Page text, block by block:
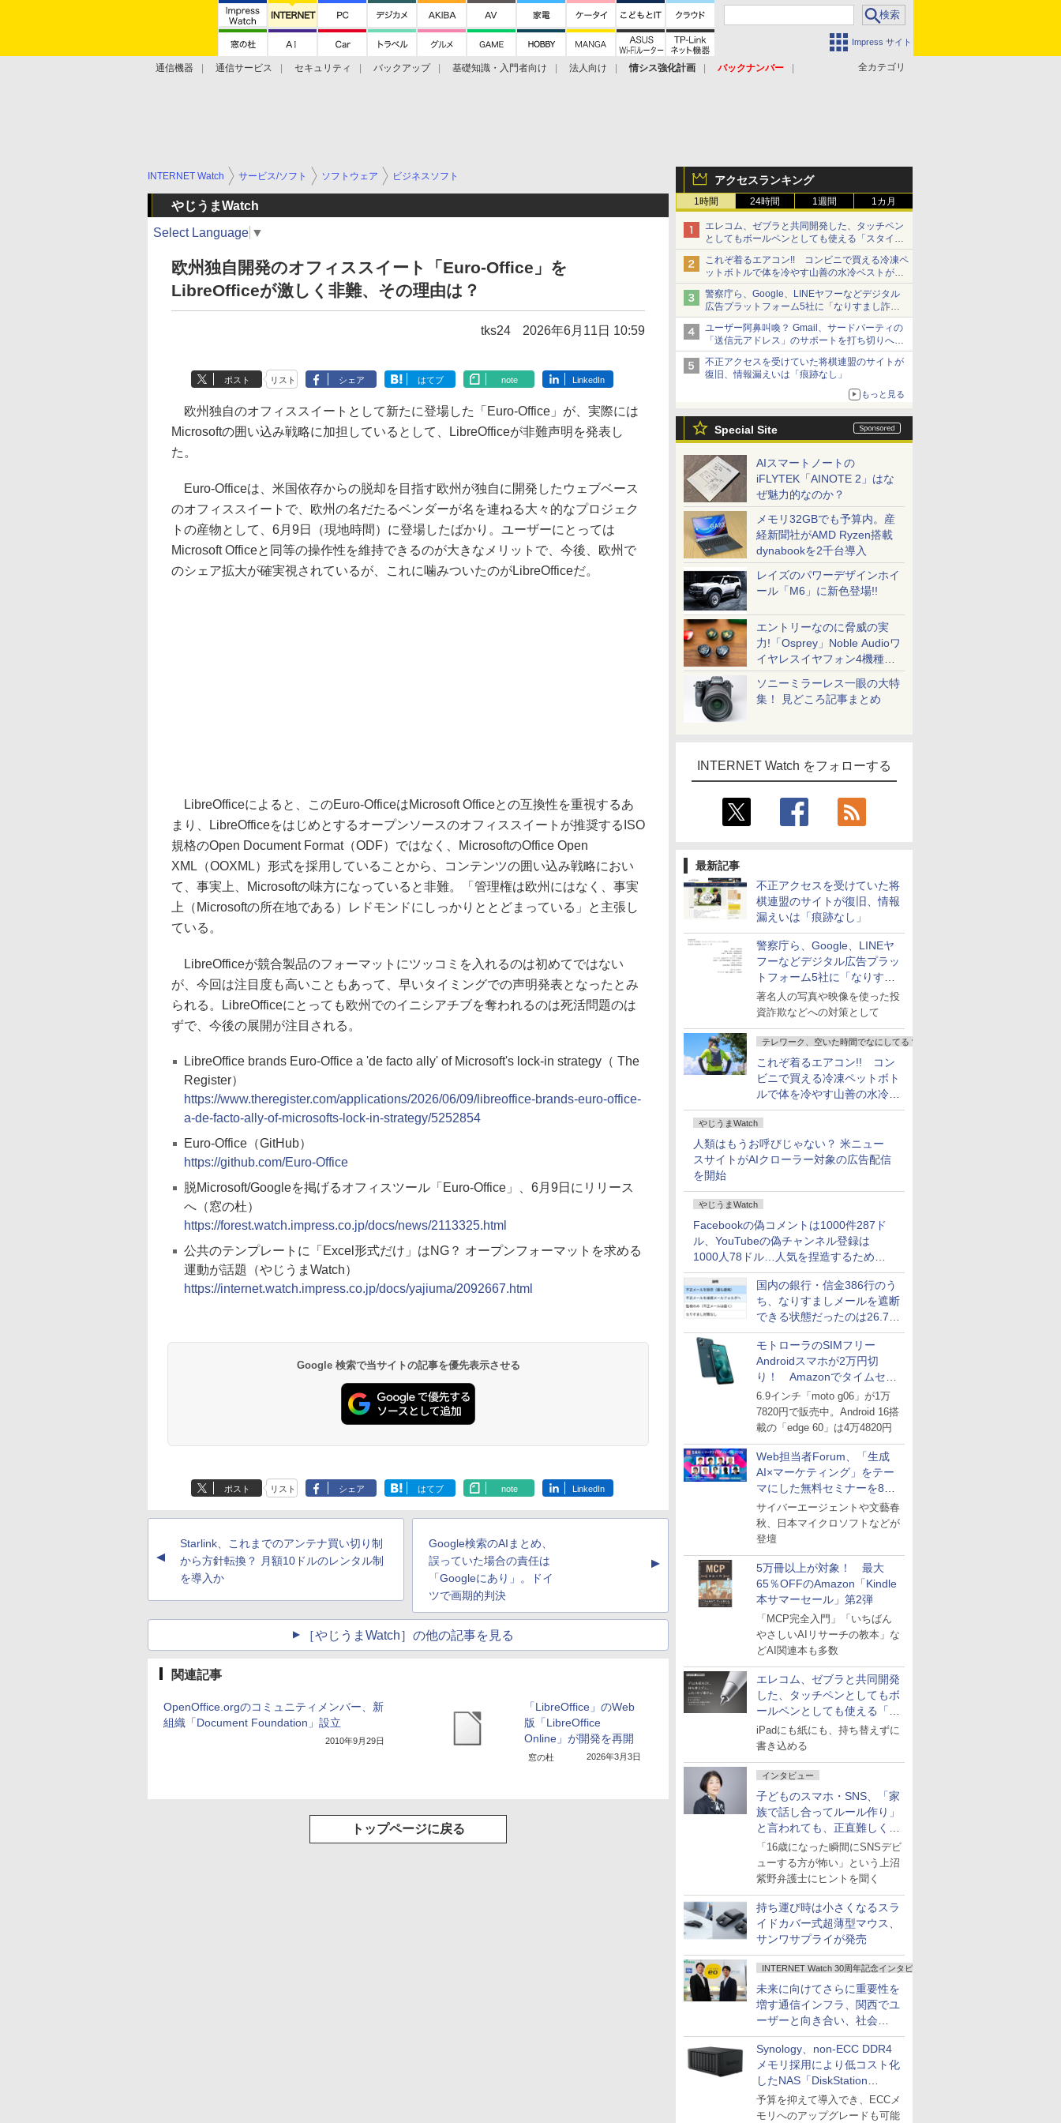
Impress サイト
全カテゴリ
通信機器 通信サービス セキュリティ バックアップ 基礎知識・入門者向け 法人向け 情シス強化計画
バックナンバー
アクセスランキング
1時間 24時間 1週間 1カ月
エレコム、ゼブラと共同開発した、タッチペン
としてもボールペンとしても使える「スタイラ
スツーウェイ」発売 iPadにも紙にも、持ち替
えずに書き込める
これぞ着るエアコン!! コンビニで買える冷凍ペ
ットボトルで体を冷やす山善の水冷ベストがロ
ードバイクにちょうどいい【ぼっち・ざ・ろー
ど！その14】【空いた時間でなにしてる？】
警察庁ら、Google、LINEヤフーなどデジタル
広告プラットフォーム5社に「なりすまし詐欺
広告」対策強化を要請 著名人の写真や映像を
使った投資詐欺などへの対策として
ユーザー阿鼻叫喚？ Gmail、サードパーティの
「送信元アドレス」のサポートを打ち切りへ
【やじうまWatch】
不正アクセスを受けていた将棋連盟のサイトが
復旧、情報漏えいは「痕跡なし」
もっと見る
Special Site
AIスマートノートの
iFLYTEK「AINOTE 2」はな
ぜ魅力的なのか？
メモリ32GBでも予算内。産
経新聞社がAMD Ryzen搭載
dynabookを2千台導入
レイズのパワーデザインホイ
ール「M6」に新色登場!!
エントリーなのに脅威の実
力!「Osprey」Noble Audioワ
イヤレスイヤフォン4機種を
一気に聴く
ソニーミラーレス一眼の大特
集！ 見どころ記事まとめ
INTERNET Watch をフォローする
最新記事
不正アクセスを受けていた将
棋連盟のサイトが復旧、情報
漏えいは「痕跡なし」
警察庁ら、Google、LINEヤ
フーなどデジタル広告プラッ
トフォーム5社に「なりすま
し詐欺広告」対策強化を要請
著名人の写真や映像を使った投
資詐欺などへの対策として
テレワーク、空いた時間でなにしてる？
これぞ着るエアコン!! コン
ビニで買える冷凍ペットボト
ルで体を冷やす山善の水冷ベ
ストがロードバイクにちょう
どいい【ぼっち・ざ・ろー
ど！その14】
やじうまWatch
人類はもうお呼びじゃない？ 米ニュー
スサイトがAIクローラー対象の広告配信
を開始
やじうまWatch
Facebookの偽コメントは1000件287ド
ル、YouTubeの偽チャンネル登録は
1000人78ドル…人気を捏造するための
価格リストが公開中
国内の銀行・信金386行のう
ち、なりすましメールを遮断
できる状態だったのは26.7％
にとどまる～GMOブランド
セキュリティ調査
モトローラのSIMフリー
Androidスマホが2万円切
り！ Amazonでタイムセー
ル
6.9インチ「moto g06」が1万
7820円で販売中。Android 16搭
載の「edge 60」は4万4820円
Web担当者Forum、「生成
AI×マーケティング」をテー
マにした無料セミナーを8月
27日にオンライン開催
サイバーエージェントや文藝春
秋、日本マイクロソフトなどが
登壇
5万冊以上が対象！ 最大
65％OFFのAmazon「Kindle
本サマーセール」第2弾
「MCP完全入門」「いちばん
やさしいAIリサーチの教本」な
どAI関連本も多数
エレコム、ゼブラと共同開発
した、タッチペンとしてもボ
ールペンとしても使える「ス
タイラスツーウェイ」発売
iPadにも紙にも、持ち替えずに
書き込める
インタビュー
子どものスマホ・SNS、「家
族で話し合ってルール作り」
と言われても、正直難しくな
いですか？
「16歳になった瞬間にSNSデビ
ューする方が怖い」という上沼
紫野弁護士にヒントを聞く
持ち運び時は小さくなるスラ
イドカバー式超薄型マウス、
サンワサプライが発売
INTERNET Watch 30周年記念インタビュー
未来に向けてさらに重要性を
増す通信インフラ、関西でユ
ーザーと向き合い、社会
の“あたらしい”を起動し続け
る～オプテージ
Synology、non-ECC DDR4
メモリ採用により低コスト化
したNAS「DiskStation
neo+」シリーズ
予算を抑えて導入でき、ECCメ
モリへのアップグレードも可能
INTERNET Watch サービス/ソフト ソフトウェア ビジネスソフト
やじうまWatch
Select Language ▼
欧州独自開発のオフィススイート「Euro-Office」を
LibreOfficeが激しく非難、その理由は？
tks24 2026年6月11日 10:59
ポスト リスト シェア はてブ note LinkedIn
欧州独自のオフィススイートとして新たに登場した「Euro-Office」が、実際には
Microsoftの囲い込み戦略に加担しているとして、LibreOfficeが非難声明を発表し
た。
Euro-Officeは、米国依存からの脱却を目指す欧州が独自に開発したウェブベース
のオフィススイートで、欧州の名だたるベンダーが名を連ねる大々的なプロジェク
トの産物として、6月9日（現地時間）に登場したばかり。ユーザーにとっては
Microsoft Officeと同等の操作性を維持できるのが大きなメリットで、今後、欧州で
のシェア拡大が確実視されているが、これに噛みついたのがLibreOfficeだ。
LibreOfficeによると、このEuro-OfficeはMicrosoft Officeとの互換性を重視するあ
まり、LibreOfficeをはじめとするオープンソースのオフィススイートが推奨するISO
規格のOpen Document Format（ODF）ではなく、MicrosoftのOffice Open
XML（OOXML）形式を採用していることから、コンテンツの囲い込み戦略におい
て、事実上、Microsoftの味方になっていると非難。「管理権は欧州にはなく、事実
上（Microsoftの所在地である）レドモンドにしっかりととどまっている」と主張し
ている。
LibreOfficeが競合製品のフォーマットにツッコミを入れるのは初めてではない
が、今回は注目度も高いこともあって、早いタイミングでの声明発表となったとみ
られる。LibreOfficeにとっても欧州でのイニシアチブを奪われるのは死活問題のは
ずで、今後の展開が注目される。
LibreOffice brands Euro-Office a 'de facto ally' of Microsoft's lock-in strategy（ The
Register）
https://www.theregister.com/applications/2026/06/09/libreoffice-brands-euro-office-
a-de-facto-ally-of-microsofts-lock-in-strategy/5252854
Euro-Office（GitHub）
https://github.com/Euro-Office
脱Microsoft/Googleを掲げるオフィスツール「Euro-Office」、6月9日にリリース
へ（窓の杜）
https://forest.watch.impress.co.jp/docs/news/2113325.html
公共のテンプレートに「Excel形式だけ」はNG？ オープンフォーマットを求める
運動が話題（やじうまWatch）
https://internet.watch.impress.co.jp/docs/yajiuma/2092667.html
Google 検索で当サイトの記事を優先表示させる
ポスト リスト シェア はてブ note LinkedIn
▲
Starlink、これまでのアンテナ買い切り制
から方針転換？ 月額10ドルのレンタル制
を導入か
Google検索のAIまとめ、
誤っていた場合の責任は
「Googleにあり」。ドイ
ツで画期的判決
▲
［やじうまWatch］の他の記事を見る
関連記事
OpenOffice.orgのコミュニティメンバー、新
組織「Document Foundation」設立
2010年9月29日
「LibreOffice」のWeb
版「LibreOffice
Online」が開発を再開
窓の杜 2026年3月3日
トップページに戻る